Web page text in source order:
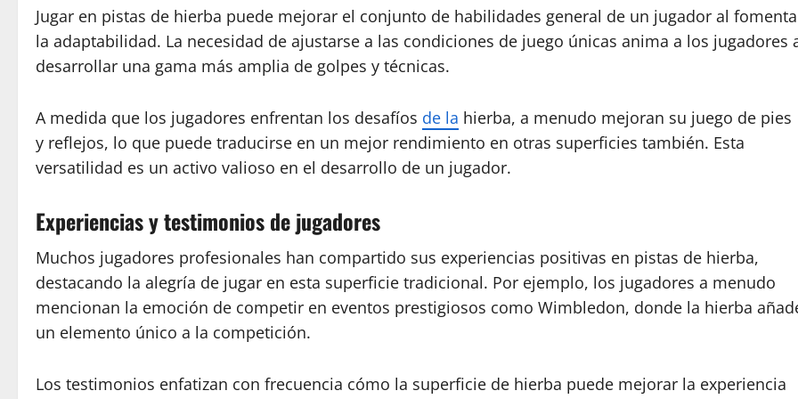
Jugar en pistas de hierba puede mejorar el conjunto de habilidades general de un jugador al
la adaptabilidad. La necesidad de ajustarse a las condiciones de juego únicas anima a los jugadores
desarrollar una gama más amplia de golpes y técnicas.
A medida que los jugadores enfrentan los desafíos de la hierba, a menudo mejoran su juego de pies
y reflejos, lo que puede traducirse en un mejor rendimiento en otras superficies también. Esta
versatilidad es un activo valioso en el desarrollo de un jugador.
Experiencias y testimonios de jugadores
Muchos jugadores profesionales han compartido sus experiencias positivas en pistas de hierba,
destacando la alegría de jugar en esta superficie tradicional. Por ejemplo, los jugadores a menudo
mencionan la emoción de competir en eventos prestigiosos como Wimbledon, donde la hierba
un elemento único a la competición.
Los testimonios enfatizan con frecuencia cómo la superficie de hierba puede mejorar la experiencia